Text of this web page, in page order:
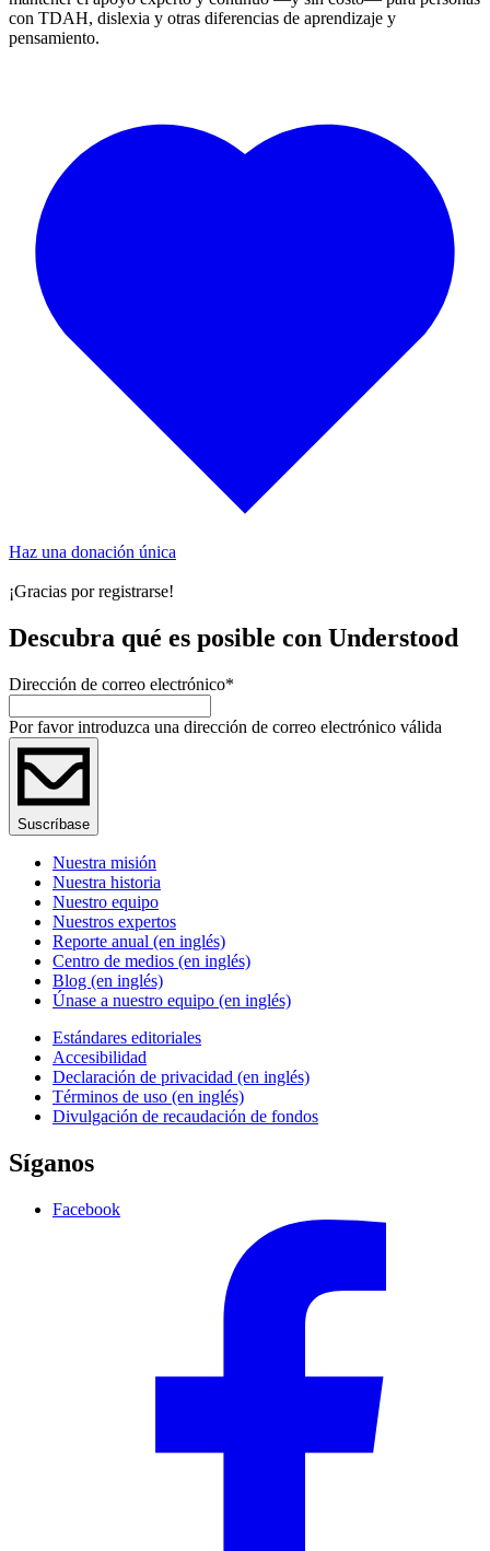
con TDAH, dislexia y otras diferencias de aprendizaje y
pensamiento.
Haz una donación única
¡Gracias por registrarse!
Descubra qué es posible con Understood
Dirección de correo electrónico*
Por favor introduzca una dirección de correo electrónico válida
Suscríbase
Nuestra misión
Nuestra historia
Nuestro equipo
Nuestros expertos
Reporte anual (en inglés)
Centro de medios (en inglés)
Blog (en inglés)
Únase a nuestro equipo (en inglés)
Estándares editoriales
Accesibilidad
Declaración de privacidad (en inglés)
Términos de uso (en inglés)
Divulgación de recaudación de fondos
Síganos
Facebook